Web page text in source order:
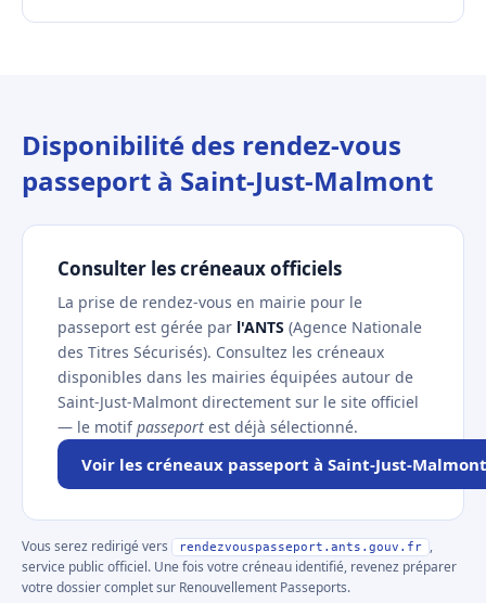
Disponibilité des rendez-vous
passeport à Saint-Just-Malmont
Consulter les créneaux officiels
La prise de rendez-vous en mairie pour le
passeport est gérée par l'ANTS (Agence Nationale
des Titres Sécurisés). Consultez les créneaux
disponibles dans les mairies équipées autour de
Saint-Just-Malmont directement sur le site officiel
— le motifpasseport est déjà sélectionné.
Voir les créneaux passeport à Saint-Just-Malmont
Vous serez redirigé vers rendezvouspasseport.ants.gouv.fr
,
service public officiel. Une fois votre créneau identifié, revenez préparer
votre dossier complet sur Renouvellement Passeports.